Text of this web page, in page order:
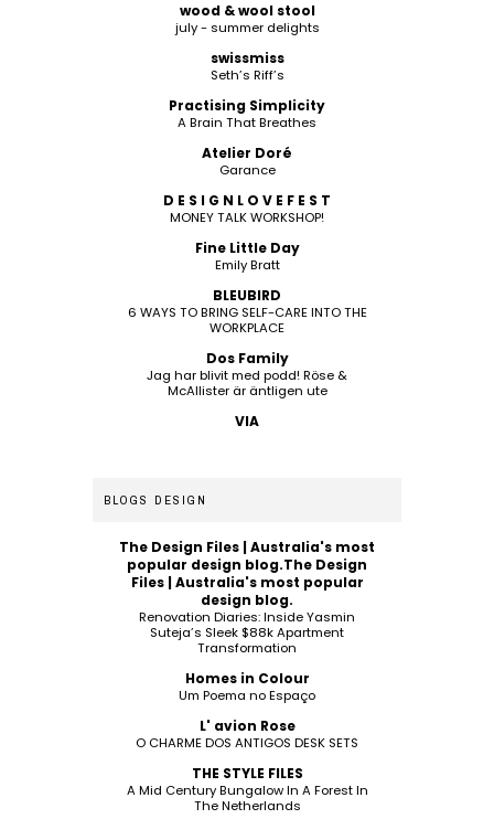
wood & wool stool
july - summer delights
swissmiss
Seth’s Riff’s
Practising Simplicity
A Brain That Breathes
Atelier Doré
Garance
D E S I G N L O V E F E S T
MONEY TALK WORKSHOP!
Fine Little Day
Emily Bratt
BLEUBIRD
6 WAYS TO BRING SELF-CARE INTO THE
WORKPLACE
Dos Family
Jag har blivit med podd! Röse &
McAllister är äntligen ute
VIA
BLOGS DESIGN
The Design Files | Australia's most
popular design blog.The Design
Files | Australia's most popular
design blog.
Renovation Diaries: Inside Yasmin
Suteja’s Sleek $88k Apartment
Transformation
Homes in Colour
Um Poema no Espaço
L' avion Rose
O CHARME DOS ANTIGOS DESK SETS
THE STYLE FILES
A Mid Century Bungalow In A Forest In
The Netherlands